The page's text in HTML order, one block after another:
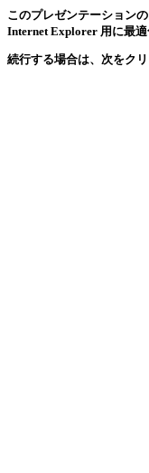
このプレゼンテーション
Internet Explorer 用に最適
続行する場合は、次をク